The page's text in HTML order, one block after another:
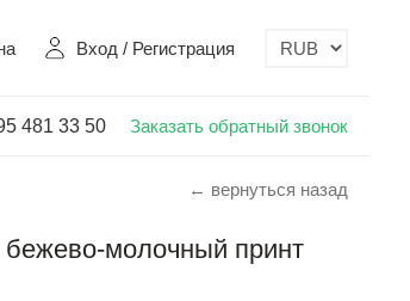
Вход / Регистрация
481 33 50 Заказать обратный звонок
← вернуться назад
молочный принт